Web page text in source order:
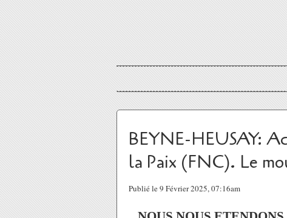
BEYNE-HEUSAY:
la Paix (FNC). Le
Publié le 9 Février 2025, 07:16am